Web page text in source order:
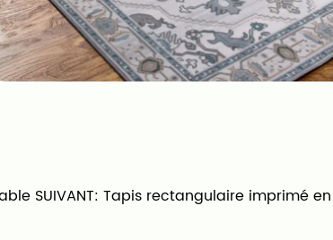
SUIVANT: ‎Tapis rectangulaire imprimé